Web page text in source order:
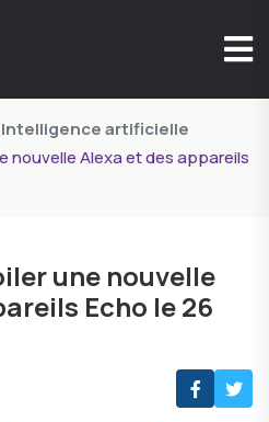
Intelligence artificielle
nouvelle Alexa et des appareils
une nouvelle
Echo le 26